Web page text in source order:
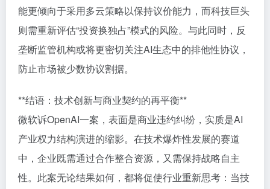
能更倾向于采用多云策略以保持议价能力，而科技巨头
则需重新评估“投资换独占”模式的风险。与此同时，反
垄断监管机构或将更密切关注AI生态中的排他性协议，
防止市场被少数协议割据。
**结语：技术创新与商业契约的再平衡**
微软诉OpenAI一案，表面是商业违约纠纷，实质是AI
产业权力结构演进的缩影。在技术爆炸性发展的赛道
中，企业既需通过合作整合资源，又需保持战略自主
性。此案无论结果如何，都将促使行业重新思考：当技